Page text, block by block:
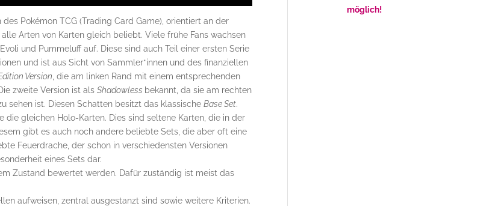
Pokémon TCG (Trading Card Game), orientiert an der
Arten von Karten gleich beliebt. Viele frühe Fans wachsen
und Pummeluff auf. Diese sind auch Teil einer ersten Serie
und ist aus Sicht von Sammler*innen und des finanziellen
Version , die am linken Rand mit einem entsprechenden
zweite Version ist alsShadowless bekannt, da sie am rechten
sehen ist. Diesen Schatten besitzt das klassischeBase Set.
gleichen Holo-Karten. Dies sind seltene Karten, die in der
gibt es auch noch andere beliebte Sets, die aber oft eine
Feuerdrache, der schon in verschiedensten Versionen
eines Sets dar.
Zustand bewertet werden. Dafür zuständig ist meist das
aufweisen, zentral ausgestanzt sind sowie weitere Kriterien.
möglich!